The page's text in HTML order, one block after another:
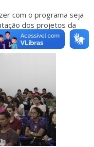
com o programa seja
dos projetos da